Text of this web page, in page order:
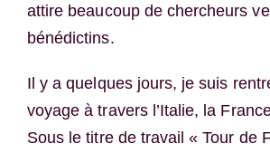
attire beaucoup de chercheurs
bénédictins.
Il y a quelques jours, je suis
voyage à travers l’Italie, la
Sous le titre de travail « Tour de